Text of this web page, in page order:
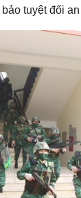
tuyệt đối